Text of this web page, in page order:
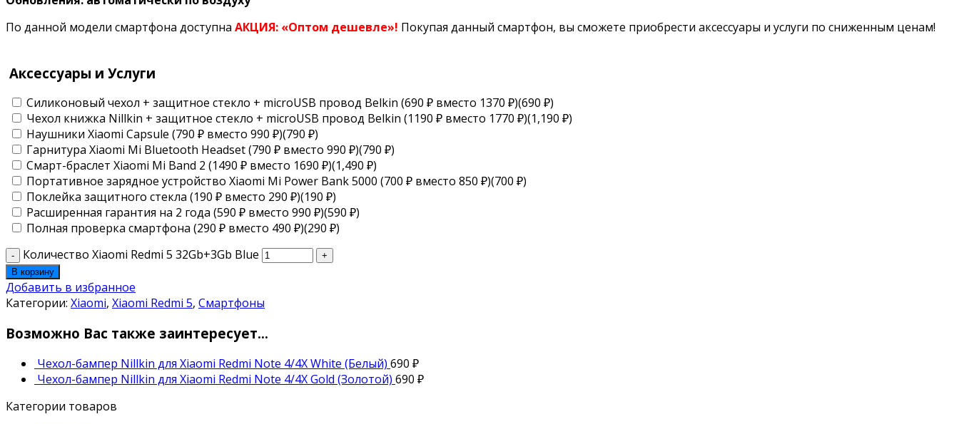
По данной модели смартфона доступна АКЦИЯ: «Оптом дешевле»! Покупая данный смартфон, вы сможете приобрести аксессуары и услуги по сниженным ценам!
Аксессуары и Услуги
Силиконовый чехол + защитное стекло + microUSB провод Belkin (690 ₽ вместо 1370 ₽)(690 ₽)
Чехол книжка Nillkin + защитное стекло + microUSB провод Belkin (1190 ₽ вместо 1770 ₽)(1,190 ₽)
Наушники Xiaomi Capsule (790 ₽ вместо 990 ₽)(790 ₽)
Гарнитура Xiaomi Mi Bluetooth Headset (790 ₽ вместо 990 ₽)(790 ₽)
Смарт-браслет Xiaomi Mi Band 2 (1490 ₽ вместо 1690 ₽)(1,490 ₽)
Портативное зарядное устройство Xiaomi Mi Power Bank 5000 (700 ₽ вместо 850 ₽)(700 ₽)
Поклейка защитного стекла (190 ₽ вместо 290 ₽)(190 ₽)
Расширенная гарантия на 2 года (590 ₽ вместо 990 ₽)(590 ₽)
Полная проверка смартфона (290 ₽ вместо 490 ₽)(290 ₽)
Количество Xiaomi Redmi 5 32Gb+3Gb Blue
В корзину
Добавить в избранное
Категории: Xiaomi, Xiaomi Redmi 5, Смартфоны
Возможно Вас также заинтересует…
Чехол-бампер Nillkin для Xiaomi Redmi Note 4/4X White (Белый) 690 ₽
Чехол-бампер Nillkin для Xiaomi Redmi Note 4/4X Gold (Золотой) 690 ₽
Категории товаров